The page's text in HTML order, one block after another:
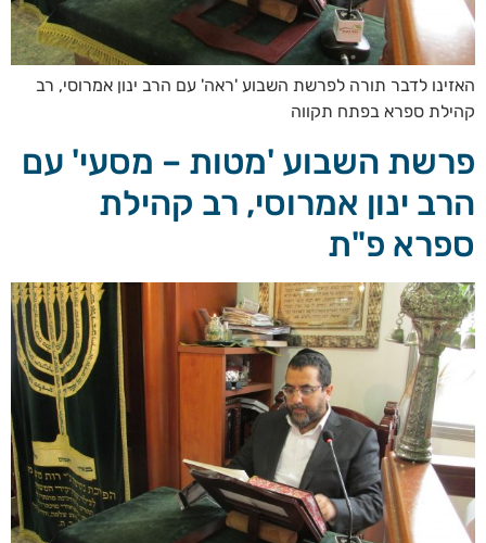
האזינו לדבר תורה לפרשת השבוע 'ראה' עם הרב ינון אמרוסי, רב
קהילת ספרא בפתח תקווה
פרשת השבוע 'מטות – מסעי' עם
הרב ינון אמרוסי, רב קהילת
ספרא פ"ת